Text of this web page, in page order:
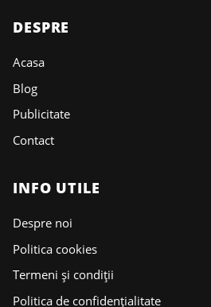
DESPRE
Acasa
Blog
Publicitate
Contact
INFO UTILE
Despre noi
Politica cookies
Termeni și condiții
Politica de confidențialitate